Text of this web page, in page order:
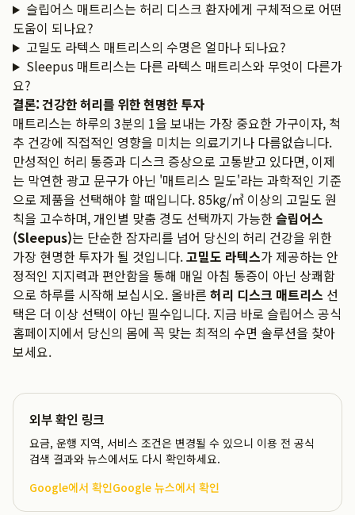
슬립어스 매트리스는 허리 디스크 환자에게 구체적으로 어떤
도움이 되나요?
고밀도 라텍스 매트리스의 수명은 얼마나 되나요?
Sleepus 매트리스는 다른 라텍스 매트리스와 무엇이 다른가
요?
결론: 건강한 허리를 위한 현명한 투자
매트리스는 하루의 3분의 1을 보내는 가장 중요한 가구이자, 척
추 건강에 직접적인 영향을 미치는 의료기기나 다름없습니다.
만성적인 허리 통증과 디스크 증상으로 고통받고 있다면, 이제
는 막연한 광고 문구가 아닌 '매트리스 밀도'라는 과학적인 기준
으로 제품을 선택해야 할 때입니다. 85kg/㎥ 이상의 고밀도 원
칙을 고수하며, 개인별 맞춤 경도 선택까지 가능한슬립어스
(Sleepus)는 단순한 잠자리를 넘어 당신의 허리 건강을 위한
가장 현명한 투자가 될 것입니다.고밀도 라텍스가 제공하는 안
정적인 지지력과 편안함을 통해 매일 아침 통증이 아닌 상쾌함
으로 하루를 시작해 보십시오. 올바른 허리 디스크 매트리스 선
택은 더 이상 선택이 아닌 필수입니다. 지금 바로 슬립어스 공식
홈페이지에서 당신의 몸에 꼭 맞는 최적의 수면 솔루션을 찾아
보세요.
외부 확인 링크
요금, 운행 지역, 서비스 조건은 변경될 수 있으니 이용 전 공식
검색 결과와 뉴스에서도 다시 확인하세요.
Google에서 확인Google 뉴스에서 확인